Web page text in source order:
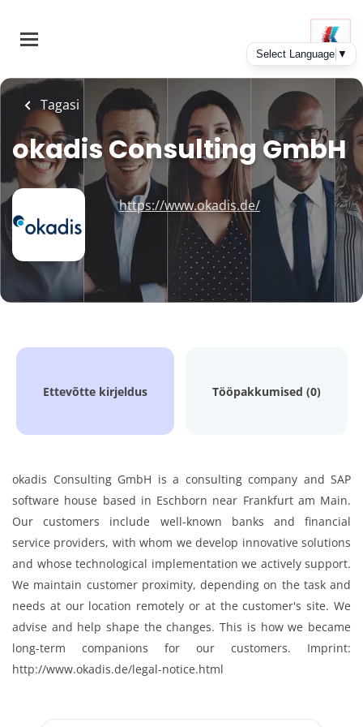
main
Tagasi
okadis Consulting GmbH
https://www.okadis.de/
Ettevõtte kirjeldus Tööpakkumised (0)
okadis Consulting GmbH is a consulting company and SAP
software house based in Eschborn near Frankfurt am Main.
Our customers include well-known banks and financial
service providers, with whom we develop innovative solutions
and whose technological implementation we actively support.
We maintain customer proximity, depending on the task and
needs at our location remotely or at the customer's site. We
advise and help shape the changes. This is how we became
long-term companions for our customers. Imprint:
http://www.okadis.de/legal-notice.html